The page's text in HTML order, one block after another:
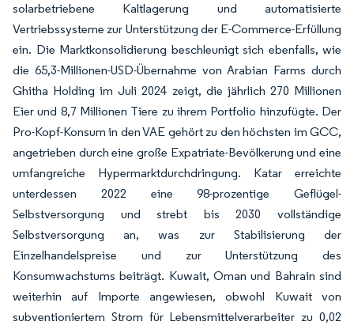
solarbetriebene Kaltlagerung und automatisierte
Vertriebssysteme zur Unterstützung der E-Commerce-Erfüllung
ein. Die Marktkonsolidierung beschleunigt sich ebenfalls, wie
die 65,3-Millionen-USD-Übernahme von Arabian Farms durch
Ghitha Holding im Juli 2024 zeigt, die jährlich 270 Millionen
Eier und 8,7 Millionen Tiere zu ihrem Portfolio hinzufügte. Der
Pro-Kopf-Konsum in den VAE gehört zu den höchsten im GCC,
angetrieben durch eine große Expatriate-Bevölkerung und eine
umfangreiche Hypermarktdurchdringung. Katar erreichte
unterdessen 2022 eine 98-prozentige Geflügel-
Selbstversorgung und strebt bis 2030 vollständige
Selbstversorgung an, was zur Stabilisierung der
Einzelhandelspreise und zur Unterstützung des
Konsumwachstums beiträgt. Kuwait, Oman und Bahrain sind
weiterhin auf Importe angewiesen, obwohl Kuwait von
subventioniertem Strom für Lebensmittelverarbeiter zu 0,02